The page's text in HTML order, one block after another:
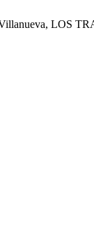
Villanueva,